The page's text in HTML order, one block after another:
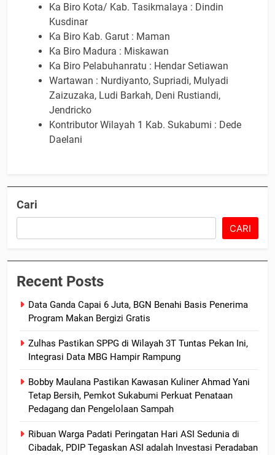
Ka Biro Kota/ Kab. Tasikmalaya : Dindin
Kusdinar
Ka Biro Kab. Garut : Maman
Ka Biro Madura : Miskawan
Ka Biro Pelabuhanratu : Hendar Setiawan
Wartawan : Nurdiyanto, Supriadi, Mulyadi
Zaizuzaka, Ludi Barkah, Deni Rustiandi,
Jendricko
Kontributor Wilayah 1 Kab. Sukabumi : Dede
Daelani
Cari
CARI
Recent Posts
Data Ganda Capai 6 Juta, BGN Benahi Basis Penerima
Program Makan Bergizi Gratis
Zulhas Pastikan SPPG di Wilayah 3T Tuntas Pekan Ini,
Integrasi Data MBG Hampir Rampung
Bobby Maulana Pastikan Kawasan Kuliner Ahmad Yani
Tetap Bersih, Pemkot Sukabumi Perkuat Penataan
Pedagang dan Pengelolaan Sampah
Ribuan Warga Padati Peringatan Hari ASI Sedunia di
Cibadak, PDIP Tegaskan ASI adalah Investasi Peradaban